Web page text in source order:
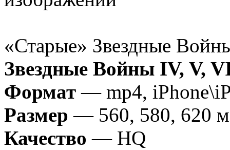
«Старые» Звездные
Звездные Войны IV, V,
Формат — mp4,
Размер — 560, 580, 620
Качество — HQ